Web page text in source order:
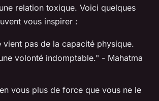
relation toxique. Voici quelques
vous inspirer :
vient pas de la capacité physique.
volonté indomptable." - Mahatma
vous plus de force que vous ne le